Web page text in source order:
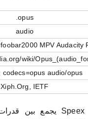
.opus
audio
MPV Audacity
wiki/
codecs=opus audio/opus
Xiph.Org, IETF